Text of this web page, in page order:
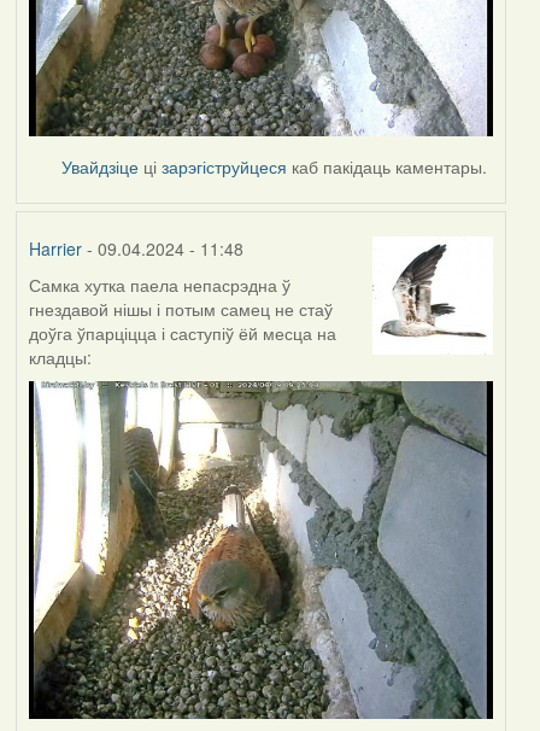
Увайдзіце цізарэгіструйцеся каб пакідаць каментары.
Harrier- 09.04.2024 - 11:48
Самка хутка паела непасрэдна ў
гнездавой нішы і потым самец не стаў
доўга ўпарціцца і саступіў ёй месца на
кладцы: